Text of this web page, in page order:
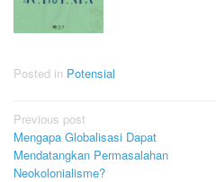
Posted in Potensial
Post
navigation
Previous post
Mengapa Globalisasi Dapat
Mendatangkan Permasalahan
Neokolonialisme?